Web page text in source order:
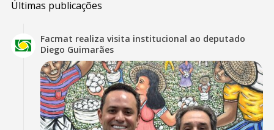
Últimas publicações
Facmat realiza visita institucional ao deputado
Diego Guimarães